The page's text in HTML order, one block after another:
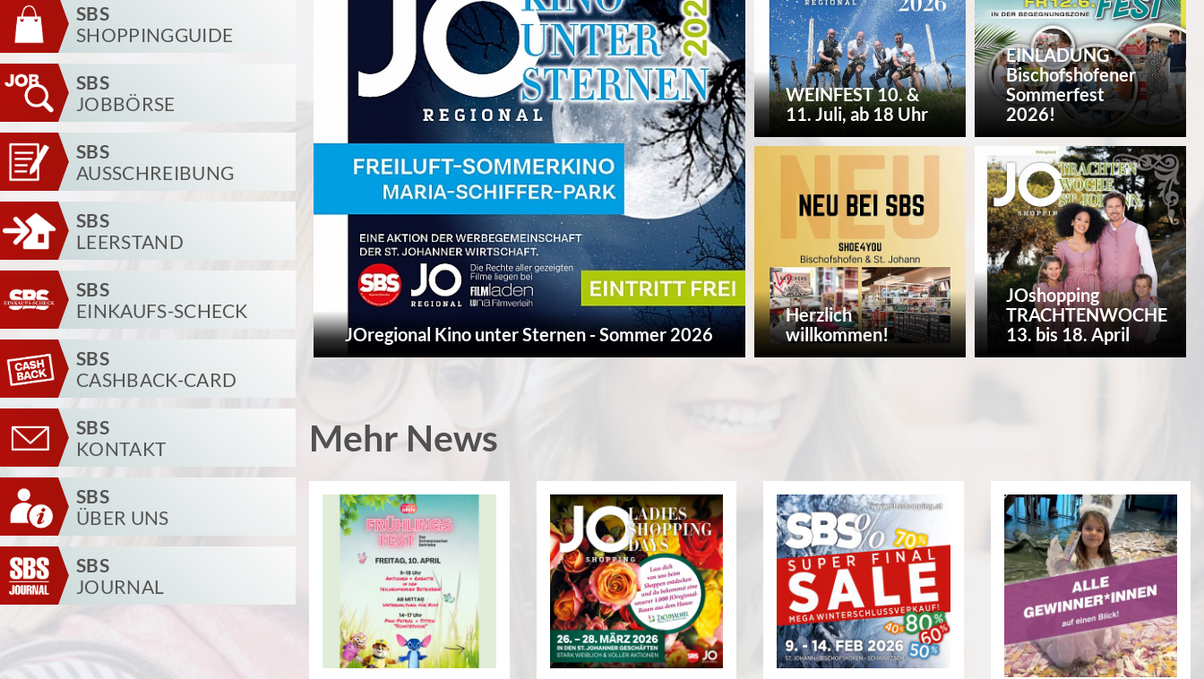
SBS
SHOPPINGGUIDE
SBS
JOBBÖRSE
SBS
AUSSCHREIBUNG
SBS
LEERSTAND
SBS
EINKAUFS-SCHECK
SBS
CASHBACK-CARD
SBS
KONTAKT
SBS
ÜBER UNS
SBS
JOURNAL
JOregional Kino unter Sternen - Sommer 2026
WEINFEST 10. &
11. Juli, ab 18 Uhr
EINLADUNG
Bischofshofener
Sommerfest
2026!
Herzlich
willkommen!
JOshopping
TRACHTENWOCHE
13. bis 18. April
Mehr News